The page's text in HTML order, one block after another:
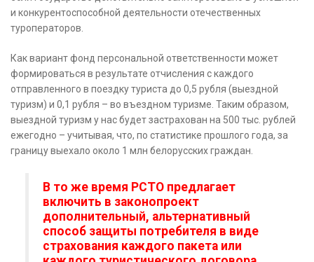
и конкурентоспособной деятельности отечественных
туроператоров.
Как вариант фонд персональной ответственности может
формироваться в результате отчисления с каждого
отправленного в поездку туриста до 0,5 рубля (выездной
туризм) и 0,1 рубля – во въездном туризме. Таким образом,
выездной туризм у нас будет застрахован на 500 тыс. рублей
ежегодно – учитывая, что, по статистике прошлого года, за
границу выехало около 1 млн белорусских граждан.
В то же время РСТО предлагает
включить в законопроект
дополнительный, альтернативный
способ защиты потребителя в виде
страхования каждого пакета или